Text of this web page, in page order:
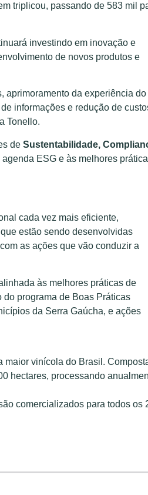
triplicou, passando de 583 mil
investindo em inovação e
de novos produtos e
aprimoramento da experiência do
informações e redução de
Tonello.
de Sustentabilidade,
ESG e às melhores
cada vez mais eficiente,
estão sendo desenvolvidas
as ações que vão conduzir a
às melhores práticas de
programa de Boas Práticas
da Serra Gaúcha, e ações
maior vinícola do Brasil.
hectares, processando
comercializados para todos os